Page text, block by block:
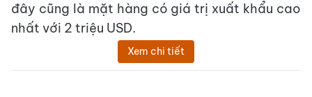
đây cũng là mặt hàng có giá trị xuất khẩu cao
nhất với 2 triệu USD.
Xem chi tiết